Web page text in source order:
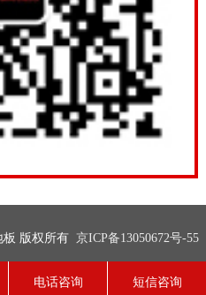
板 版权所有 京ICP备13050672号-55
电话咨询 短信咨询